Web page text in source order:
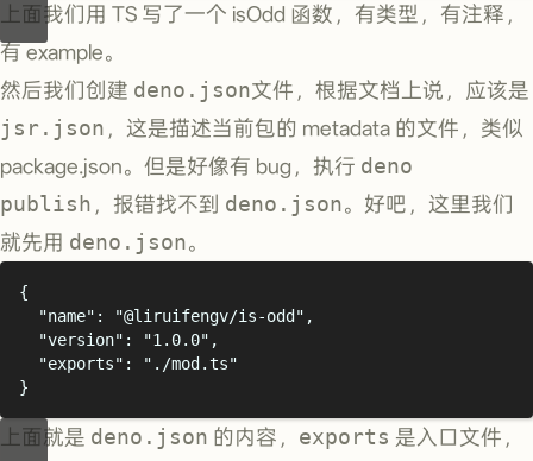
上面我们用 TS 写了一个 isOdd 函数，有类型，有注释，
有 example。
然后我们创建 deno.json文件，根据文档上说，应该是
jsr.json ，这是描述当前包的 metadata 的文件，类似
package.json。但是好像有 bug，执行 deno
publish ，报错找不到 deno.json。好吧，这里我们
就先用 deno.json。
{
"name" : "@liruifengv/is-odd " ,
"version" : "1.0.0" ,
"exports" : " ./mod.ts"
}
上面就是 deno.json 的内容， exports 是入口文件，